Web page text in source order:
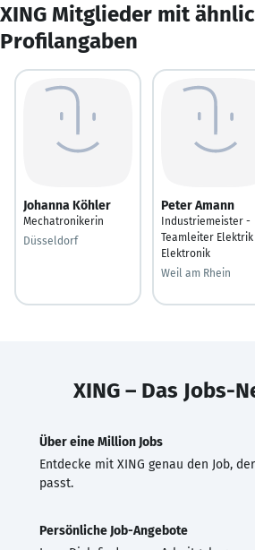
XING Mitglieder mit
Profilangaben
Johanna Köhler
Mechatronikerin
Düsseldorf
Peter Amann
Industriemeister -
Teamleiter
Elektronik
Weil am Rhein
XING – Das Jobs-
Über eine Million Jobs
Entdecke mit XING genau den Job,
passt.
Persönliche Job-Angebote